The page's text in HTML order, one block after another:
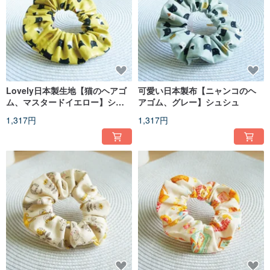
Lovely日本製生地【猫のヘアゴ
ム、マスタードイエロー】シュ
1,317円
可愛い日本製布【ニャンコのヘ
アゴム、グレー】シュシュ
1,317円